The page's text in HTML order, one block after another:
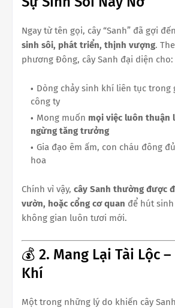
Ngay từ tên gọi, cây “Sanh” đã gợi
sinh sôi, phát triển, thịnh vượng.
phương Đông, cây Sanh đại diện cho:
Dòng chảy sinh khí liên tục trong
công ty
Mong muốn mọi việc luôn thuận
ngừng tăng trưởng
Gia đạo êm ấm, con cháu đông
hoa
Chính vì vậy, cây Sanh thường được
vườn, hoặc cổng cơ quan để hút
không gian luôn tươi mới.
💰 2. Mang Lại Tài Lộc
Khí
Một trong những lý do khiến cây